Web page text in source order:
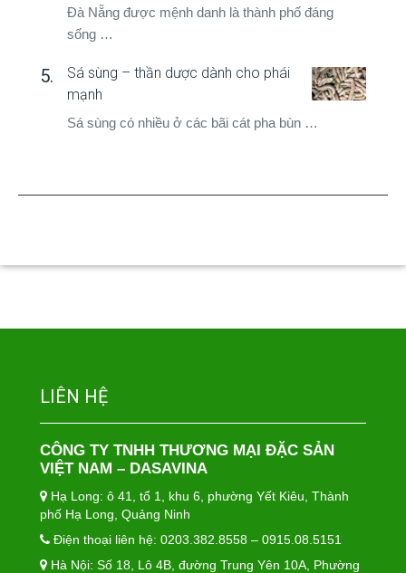
Đà Nẵng được mệnh danh là thành phố đáng
sống …
Sá sùng – thần dược dành cho phái
mạnh
Sá sùng có nhiều ở các bãi cát pha bùn …
LIÊN HỆ
CÔNG TY TNHH THƯƠNG MẠI ĐẶC SẢN
VIỆT NAM – DASAVINA
Hạ Long: ô 41, tổ 1, khu 6, phường Yết Kiêu, Thành
phố Hạ Long, Quảng Ninh
Điện thoại liên hệ: 0203.382.8558 – 0915.08.5151
Hà Nội: Số 18, Lô 4B, đường Trung Yên 10A, Phường